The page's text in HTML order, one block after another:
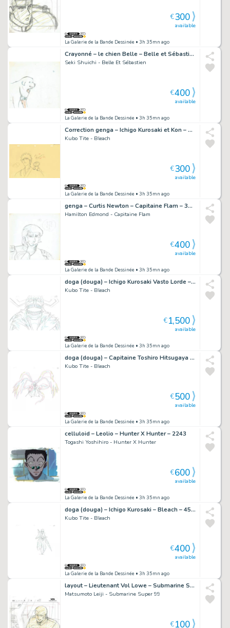
La Galerie de la Bande Dessinée • 3h 35mn ago
available
€300
Crayonné – le chien Belle – Belle et Sébastien – 4990
Seki Shuichi - Belle Et Sébastien
La Galerie de la Bande Dessinée • 3h 35mn ago
available
€400
Correction genga – Ichigo Kurosaki et Kon – Bleach – 4603
Kubo Tite - Bleach
La Galerie de la Bande Dessinée • 3h 35mn ago
available
€300
genga – Curtis Newton – Capitaine Flam – 3935
Hamilton Edmond - Capitaine Flam
La Galerie de la Bande Dessinée • 3h 35mn ago
available
€400
doga (douga) – Ichigo Kurosaki Vasto Lorde – Bleach – 632
Kubo Tite - Bleach
La Galerie de la Bande Dessinée • 3h 35mn ago
available
€1,500
doga (douga) – Capitaine Toshiro Hitsugaya – Bankai – Bleach – 676
Kubo Tite - Bleach
La Galerie de la Bande Dessinée • 3h 35mn ago
available
€500
celluloid – Leolio – Hunter X Hunter – 2243
Togashi Yoshihiro - Hunter X Hunter
La Galerie de la Bande Dessinée • 3h 35mn ago
available
€600
doga (douga) – Ichigo Kurosaki – Bleach – 4598
Kubo Tite - Bleach
La Galerie de la Bande Dessinée • 3h 35mn ago
available
€400
layout – Lieutenant Vol Lowe – Submarine Super 99 – 955
Matsumoto Leiji - Submarine Super 99
€100